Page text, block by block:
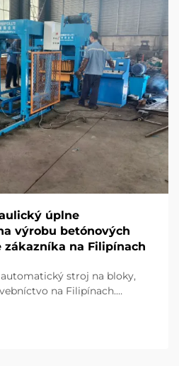
úplne
výrobu betónových
zákazníka na Filipínach
automatický stroj na bloky,
na Filipínach.
automatizácia. Vyžiadajte si